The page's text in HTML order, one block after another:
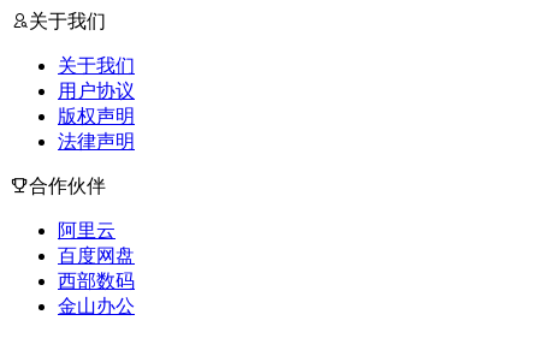
关于我们
关于我们
用户协议
版权声明
法律声明
合作伙伴
阿里云
百度网盘
西部数码
金山办公